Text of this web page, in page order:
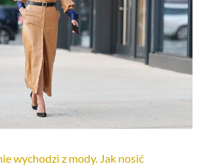
wychodzi z mody. Jak nosić